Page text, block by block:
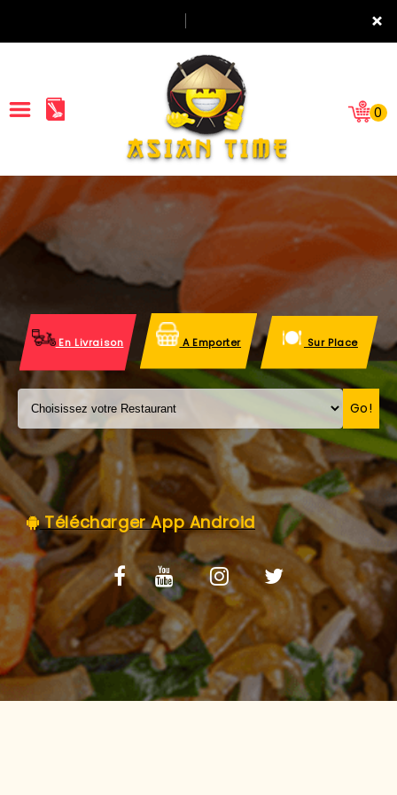
×
ACCUEIL
LA CARTE
VOS AVIS
MENTIONS LÉGALES
C.G.V
0
En Livraison A Emporter Sur Place
Go!
Télécharger App Android